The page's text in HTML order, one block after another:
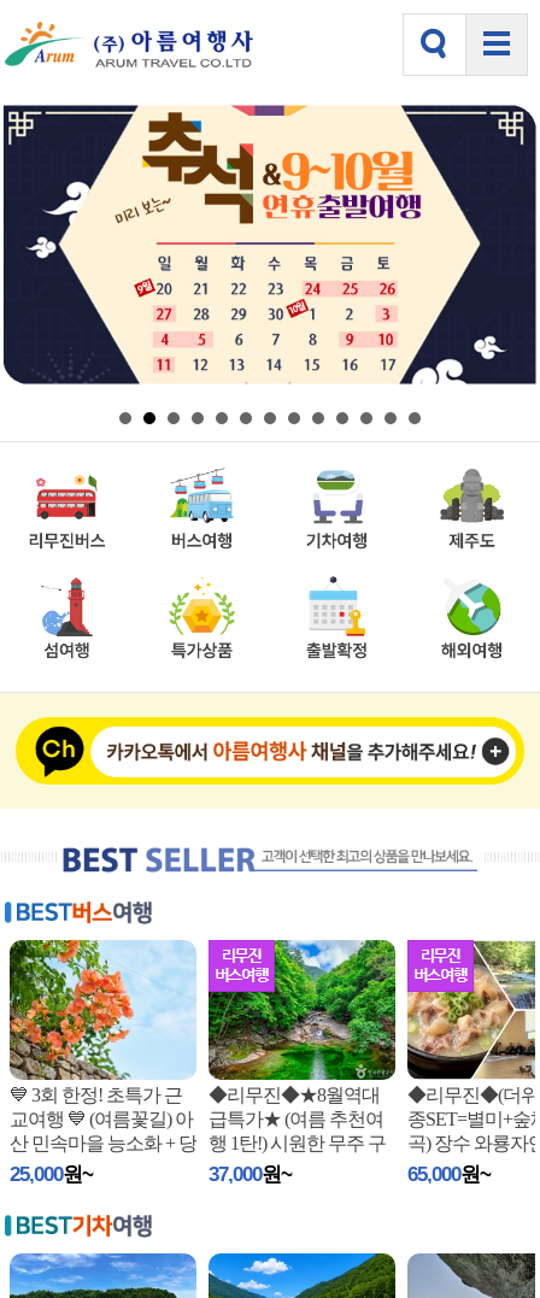
💙 3회 한정! 초특가 근
교여행 💙 (여름꽃길) 아
산 민속마을 능소화 + 당
진 한...
25,000원~
◆리무진◆★8월역대
급특가★ (여름 추천여
행 1탄!) 시원한 무주 구
천동 계곡 / 머루와인동
37,000원~
◆리무진◆(더위
종SET=별미+숲
곡) 장수 와룡자
림(숲체험) / 장
65,000원~